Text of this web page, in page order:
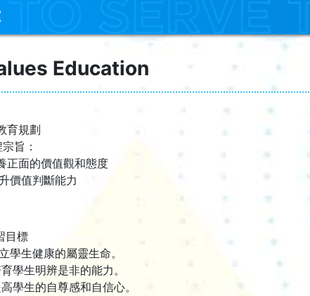
Education
育規劃
旨：
正面的價值觀和態度
價值判斷能力
目標
學生健康的屬靈生命。
學生明辨是非的能力。
學生的自尊感和自信心。